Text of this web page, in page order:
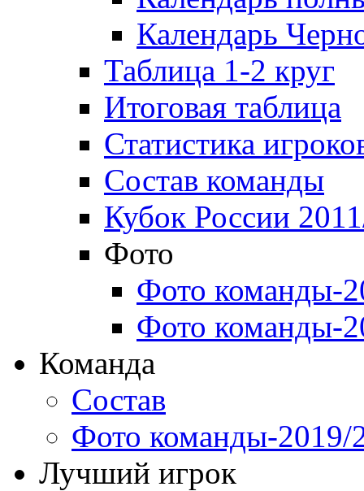
Календарь
Таблица 1-2 круг
Итоговая таблица
Статистика
Состав команды
Кубок России
Фото
Фото команды-
Фото команды-
Команда
Состав
Фото команды-2019/
Лучший игрок